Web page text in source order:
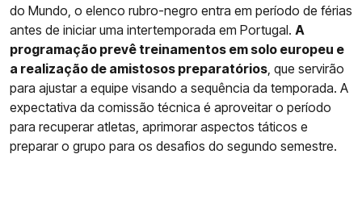
do Mundo, o elenco rubro-negro entra em período de férias
antes de iniciar uma intertemporada em Portugal. A
programação prevê treinamentos em solo europeu e
a realização de amistosos preparatórios , que servirão
para ajustar a equipe visando a sequência da temporada. A
expectativa da comissão técnica é aproveitar o período
para recuperar atletas, aprimorar aspectos táticos e
preparar o grupo para os desafios do segundo semestre.